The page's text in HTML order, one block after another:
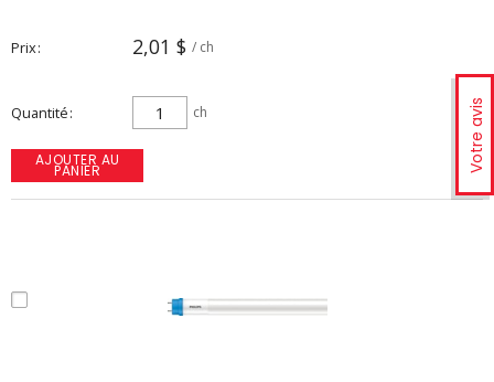
Votre avis
Prix 2,01 $ / ch
Quantité ch
AJOUTER AU
PANIER